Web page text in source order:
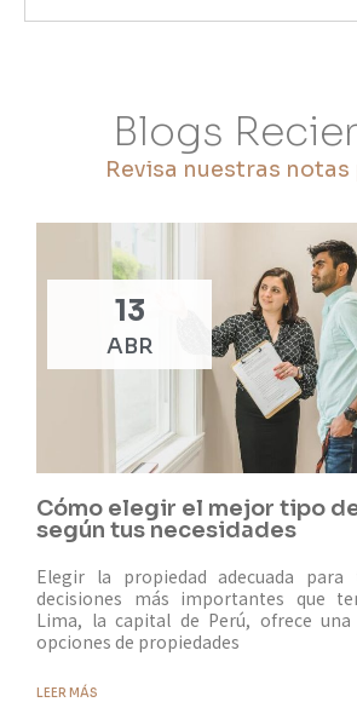
Blogs
Revisa nuestras notas
Cómo elegir el mejor tipo
según tus necesidades
13
ABR
Elegir la propiedad adecuada
decisiones más importantes que
Lima, la capital de Perú, ofrece
opciones de propiedades
LEER MÁS